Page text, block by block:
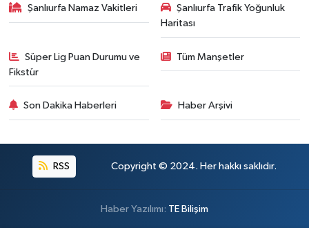
Şanlıurfa Namaz Vakitleri
Şanlıurfa Trafik Yoğunluk
Haritası
Süper Lig Puan Durumu ve
Fikstür
Tüm Manşetler
Son Dakika Haberleri Haber Arşivi
RSS Copyright © 2024. Her hakkı saklıdır.
Haber Yazılımı: TE Bilişim